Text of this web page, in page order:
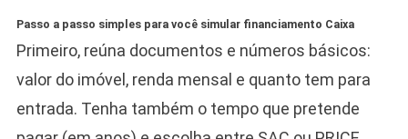
Passo a passo simples para você simular financiamento Caixa
Primeiro, reúna documentos e números básicos:
valor do imóvel, renda mensal e quanto tem para
entrada. Tenha também o tempo que pretende